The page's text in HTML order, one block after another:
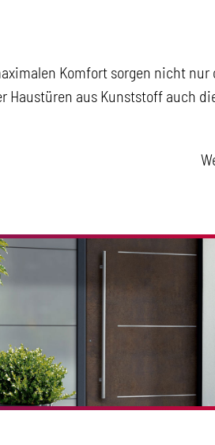
Komfort sorgen nicht
Haustüren aus Kunststoff auch